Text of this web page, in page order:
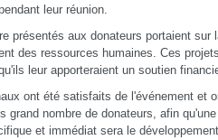
leur réunion.
présentés aux donateurs portaient sur
des ressources humaines. Ces
leur apporteraient un soutien
ont été satisfaits de l'événement et
grand nombre de donateurs, afin
et immédiat sera le